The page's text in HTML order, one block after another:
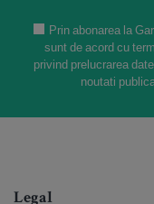
Prin abonarea la
sunt de acord cu
privind prelucrarea
noutati
Legal